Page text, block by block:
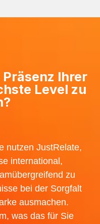
Ihrer
Level zu
nutzen JustRelate,
international,
zu
bei der Sorgfalt
ausmachen.
was das für Sie